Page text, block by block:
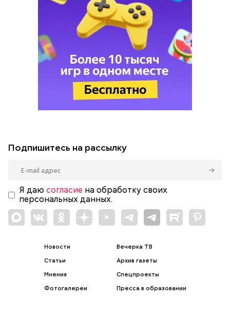
Подпишитесь на рассылку
Я даю согласие на обработку своих
персональных данных.
Новости
Статьи
Мнения
Фотогалереи
Вечерка ТВ
Архив газеты
Спецпроекты
Пресса в образовании